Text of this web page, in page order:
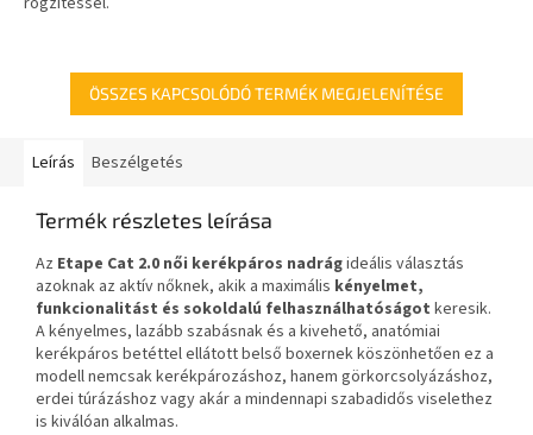
ÖSSZES KAPCSOLÓDÓ TERMÉK MEGJELENÍTÉSE
Leírás Beszélgetés
Termék részletes leírása
Az Etape Cat 2.0 női kerékpáros nadrágideális választás
azoknak az aktív nőknek, akik a maximális kényelmet,
funkcionalitást és sokoldalú felhasználhatóságot keresik.
A kényelmes, lazább szabásnak és a kivehető, anatómiai
kerékpáros betéttel ellátott belső boxernek köszönhetően ez a
modell nemcsak kerékpározáshoz, hanem görkorcsolyázáshoz,
erdei túrázáshoz vagy akár a mindennapi szabadidős viselethez
is kiválóan alkalmas.